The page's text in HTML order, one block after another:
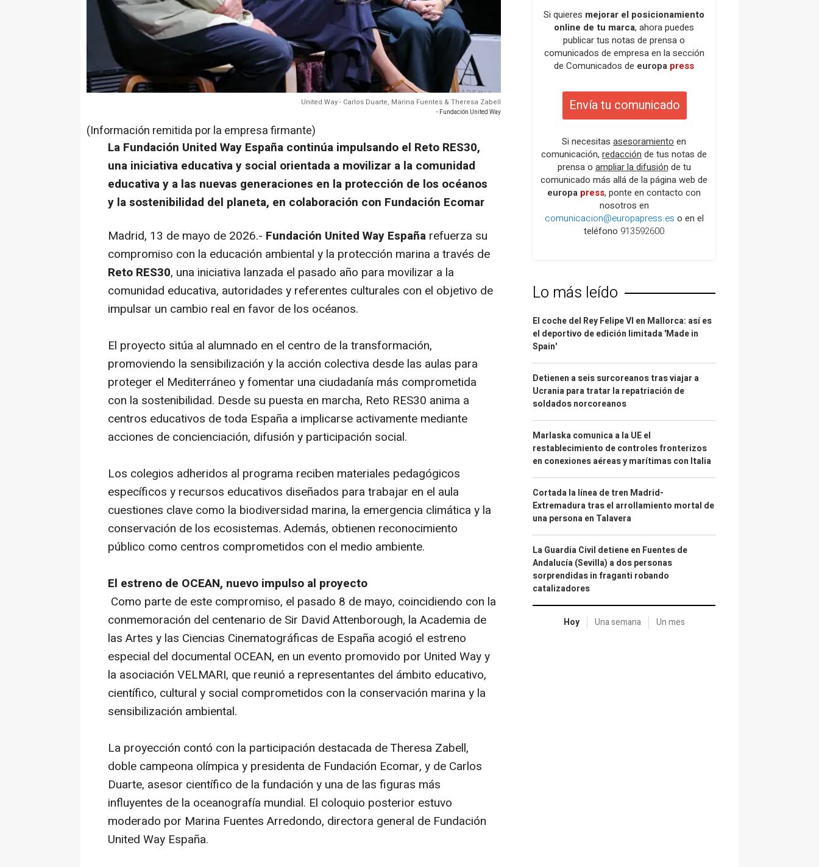
United Way - Carlos Duarte, Marina Fuentes & Theresa Zabell
- Fundación United Way
(Información remitida por la empresa firmante)
La Fundación United Way España continúa impulsando el Reto RES30,
una iniciativa educativa y social orientada a movilizar a la comunidad
educativa y a las nuevas generaciones en la protección de los océanos
y la sostenibilidad del planeta, en colaboración con Fundación Ecomar
Madrid, 13 de mayo de 2026.- Fundación United Way España refuerza su
compromiso con la educación ambiental y la protección marina a través de
Reto RES30, una iniciativa lanzada el pasado año para movilizar a la
comunidad educativa, autoridades y referentes culturales con el objetivo de
impulsar un cambio real en favor de los océanos.
El proyecto sitúa al alumnado en el centro de la transformación,
promoviendo la sensibilización y la acción colectiva desde las aulas para
proteger el Mediterráneo y fomentar una ciudadanía más comprometida
con la sostenibilidad. Desde su puesta en marcha, Reto RES30 anima a
centros educativos de toda España a implicarse activamente mediante
acciones de concienciación, difusión y participación social.
Los colegios adheridos al programa reciben materiales pedagógicos
específicos y recursos educativos diseñados para trabajar en el aula
cuestiones clave como la biodiversidad marina, la emergencia climática y la
conservación de los ecosistemas. Además, obtienen reconocimiento
público como centros comprometidos con el medio ambiente.
El estreno de OCEAN, nuevo impulso al proyecto
Como parte de este compromiso, el pasado 8 de mayo, coincidiendo con la
conmemoración del centenario de Sir David Attenborough, la Academia de
las Artes y las Ciencias Cinematográficas de España acogió el estreno
especial del documental OCEAN, en un evento promovido por United Way y
la asociación VELMARI, que reunió a representantes del ámbito educativo,
científico, cultural y social comprometidos con la conservación marina y la
sensibilización ambiental.
La proyección contó con la participación destacada de Theresa Zabell,
doble campeona olímpica y presidenta de Fundación Ecomar, y de Carlos
Duarte, asesor científico de la fundación y una de las figuras más
influyentes de la oceanografía mundial. El coloquio posterior estuvo
moderado por Marina Fuentes Arredondo, directora general de Fundación
United Way España.
Si quieres mejorar el posicionamiento
online de tu marca, ahora puedes
publicar tus notas de prensa o
comunicados de empresa en la sección
de Comunicados de europa press
Envía tu comunicado
Si necesitas asesoramiento en
comunicación, redacción de tus notas de
prensa o ampliar la difusión de tu
comunicado más allá de la página web de
europa press, ponte en contacto con
nosotros en
comunicacion@europapress.es o en el
teléfono 913592600
Lo más leído
El coche del Rey Felipe VI en Mallorca: así es
el deportivo de edición limitada 'Made in
Spain'
Detienen a seis surcoreanos tras viajar a
Ucrania para tratar la repatriación de
soldados norcoreanos
Marlaska comunica a la UE el
restablecimiento de controles fronterizos
en conexiones aéreas y marítimas con Italia
Cortada la línea de tren Madrid-
Extremadura tras el arrollamiento mortal de
una persona en Talavera
La Guardia Civil detiene en Fuentes de
Andalucía (Sevilla) a dos personas
sorprendidas in fraganti robando
catalizadores
Hoy Una semana Un mes